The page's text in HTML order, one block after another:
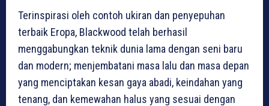
Terinspirasi oleh contoh ukiran dan penyepuhan
terbaik Eropa, Blackwood telah berhasil
menggabungkan teknik dunia lama dengan seni baru
dan modern; menjembatani masa lalu dan masa depan
yang menciptakan kesan gaya abadi, keindahan yang
tenang, dan kemewahan halus yang sesuai dengan